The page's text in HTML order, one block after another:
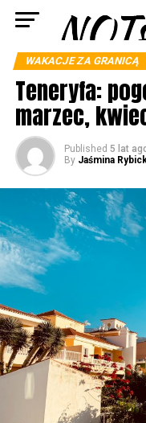
WAKACJE ZA GRANICĄ
Teneryfa:
marzec,
Published 5 lat
By Jaśmina